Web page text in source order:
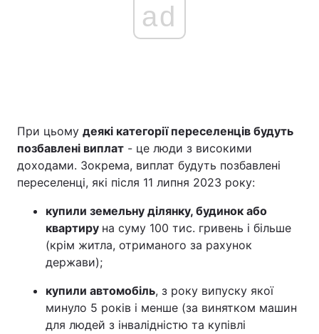
ad
При цьому деякі категорії переселенців будуть
позбавлені виплат - це люди з високими
доходами. Зокрема, виплат будуть позбавлені
переселенці, які після 11 липня 2023 року:
купили земельну ділянку, будинок або
квартиру на суму 100 тис. гривень і більше
(крім житла, отриманого за рахунок
держави);
купили автомобіль, з року випуску якої
минуло 5 років і менше (за винятком машин
для людей з інвалідністю та купівлі